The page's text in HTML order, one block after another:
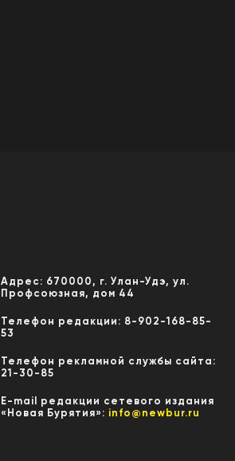
Адрес: 670000, г. Улан-Удэ, ул.
Профсоюзная, дом 44
Телефон редакции: 8-902-168-85-
53
Телефон рекламной службы сайта:
21-30-85
E-mail редакции сетевого издания
«Новая Бурятия»: info@newbur.ru